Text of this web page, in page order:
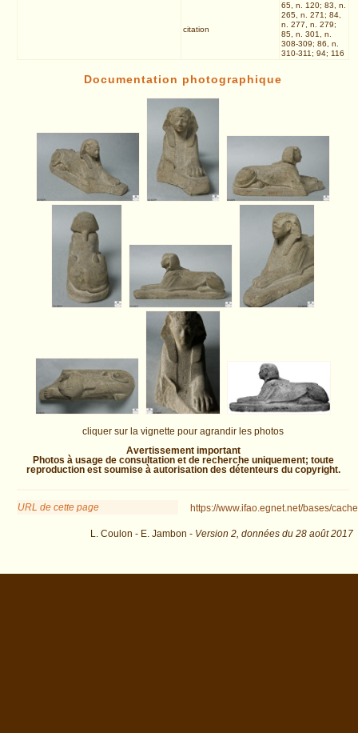
citation
65, n. 120; 83, n.
265, n. 271; 84,
n. 277, n. 279;
85, n. 301, n.
308-309; 86, n.
310-311; 94; 116
Documentation photographique
cliquer sur la vignette pour agrandir les photos
Avertissement important
Photos à usage de consultation et de recherche uniquement; toute
reproduction est soumise à autorisation des détenteurs du copyright.
URL de cette page https://www.ifao.egnet.net/bases/
L. Coulon - E. Jambon - Version 2, données du 28 août 2017